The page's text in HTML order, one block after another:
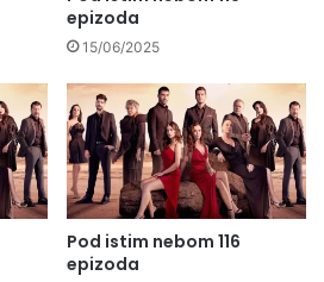
epizoda
15/06/2025
Pod istim nebom 116
epizoda